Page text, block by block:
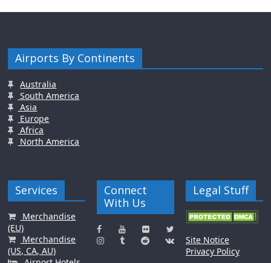
Airports By Continents
Australia
South America
Asia
Europe
Africa
North America
Services
Merchandise
(EU)
Merchandise
(US, CA, AU)
Connect
With Us
Legal Stuff
Site Notice
Privacy Policy